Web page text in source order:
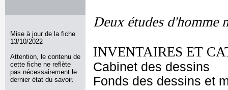
Mise à jour de la fiche
13/10/2022
Attention, le contenu de
cette fiche ne reflète
pas nécessairement le
dernier état du savoir.
Deux études d'homme
INVENTAIRES ET
Cabinet des dessins
Fonds des dessins et